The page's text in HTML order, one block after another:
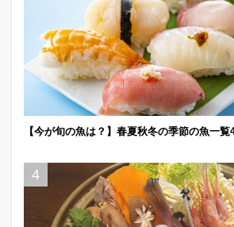
【今が旬の魚は？】春夏秋冬の季節の魚一覧